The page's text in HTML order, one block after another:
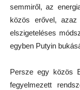
semmiről, az
közös erővel,
elszigeteléses
egyben Putyin
Persze egy közös
fegyelmezett